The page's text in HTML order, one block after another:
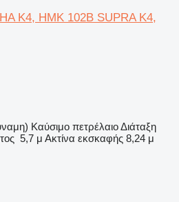
K4, HMK 102B SUPRA K4,
Καύσιμο πετρέλαιοΔιάταξη
5,7 μ Ακτίνα εκσκαφής 8,24 μ